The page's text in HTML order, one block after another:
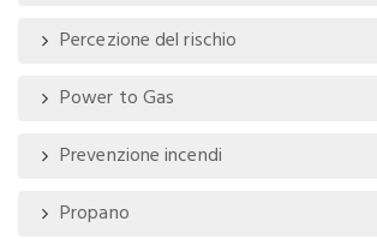
Percezione del rischio
Power to Gas
Prevenzione incendi
Propano